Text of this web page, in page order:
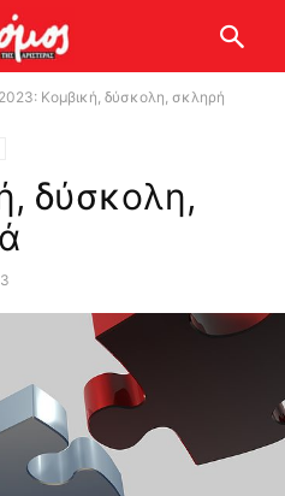
2023: Κομβική, δύσκολη, σκληρή
δύσκολη,